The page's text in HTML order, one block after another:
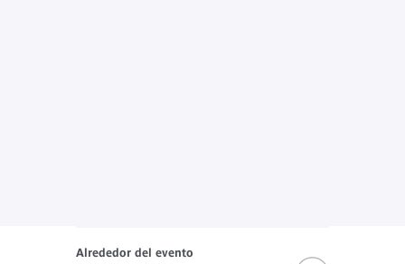
Alrededor del evento